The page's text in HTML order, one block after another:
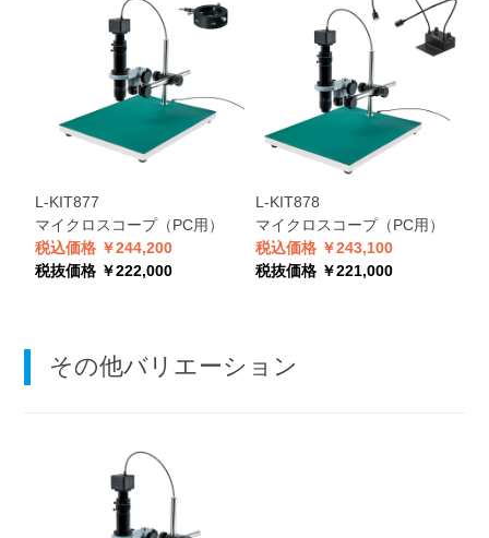
L-KIT877
マイクロスコープ（PC用）
税込価格 ￥244,200
税抜価格 ￥222,000
L-KIT878
マイクロスコープ（PC用）
税込価格 ￥243,100
税抜価格 ￥221,000
その他バリエーション